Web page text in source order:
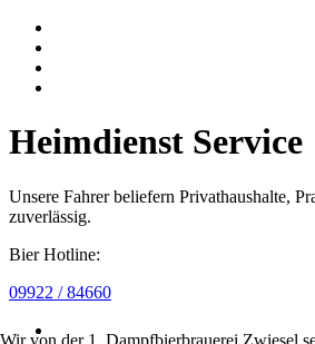
Heimdienst Service
Unsere Fahrer beliefern Privathaushalte,
zuverlässig.
Bier Hotline:
09922 / 84660
Wir von der 1. Dampfbierbrauerei Zwiesel